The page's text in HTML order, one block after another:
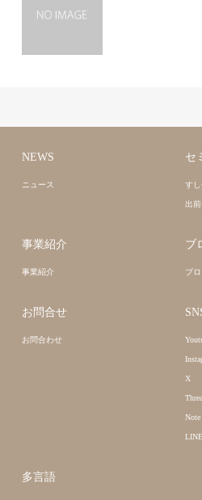
NEWS
ニュース
セ
す
出
事業紹介
事業紹介
ブ
ブ
お問合せ
お問合わせ
X
Note
LINE
多言語